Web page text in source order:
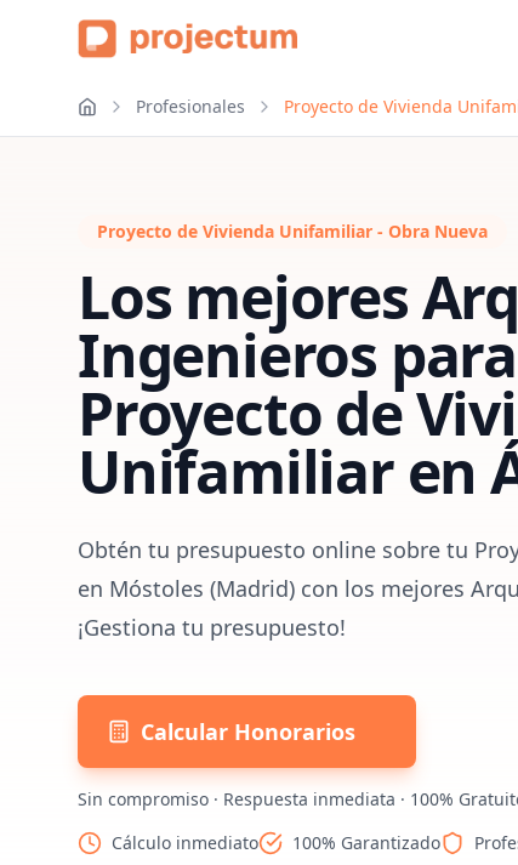
Profesionales Proyecto de Vivienda
Proyecto de Vivienda Unifamiliar - Obra Nueva
Los mejores
Ingenieros
Proyecto de
Unifamiliaren
Obtén tu presupuesto online sobre tu
en Móstoles (Madrid) con los mejores
¡Gestiona tu presupuesto!
Calcular Honorarios
Sin compromiso · Respuesta inmediata · 100%
Cálculo inmediato
100% Garantizado